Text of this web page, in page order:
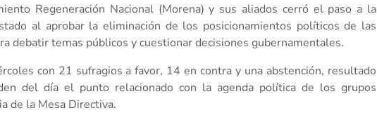
Regeneración Nacional (Morena) y sus aliados cerró el paso a la
al aprobar la eliminación de los posicionamientos políticos de las
debatir temas públicos y cuestionar decisiones gubernamentales.
con 21 sufragios a favor, 14 en contra y una abstención, resultado
del día el punto relacionado con la agenda política de los grupos
de la Mesa Directiva.